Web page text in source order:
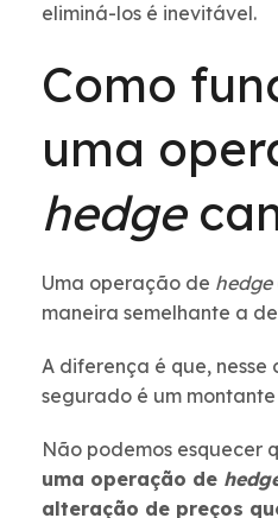
eliminá-los é inevitável.
Como
uma
hedge
Uma operação de hedge
maneira semelhante a
A diferença é que, nesse
segurado é um
Não podemos esquecer
uma operação de
alteração de preços